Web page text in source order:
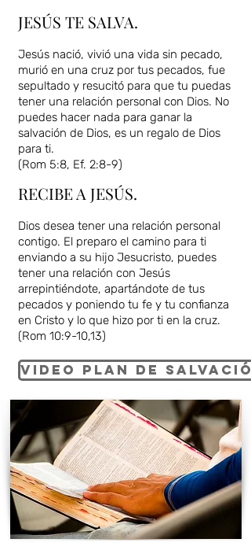
​JESÚS TE SALVA.
Jesús nació, vivió una vida sin pecado,
murió en una cruz por tus pecados, fue
sepultado y resucitó para que tu puedas
tener una relación personal con Dios. No
puedes hacer nada para ganar la
salvación de Dios, es un regalo de Dios
para ti.
(Rom 5:8, Ef. 2:8-9)
RECIBE A JESÚS.
Dios desea tener una relación personal
contigo. El preparo el camino para ti
enviando a su hijo Jesucristo, puedes
tener una relación con Jesús
arrepintiéndote, apartándote de tus
pecados y poniendo tu fe y tu confianza
en Cristo y lo que hizo por ti en la cruz.
(Rom 10:9-10,13)
Video plan de